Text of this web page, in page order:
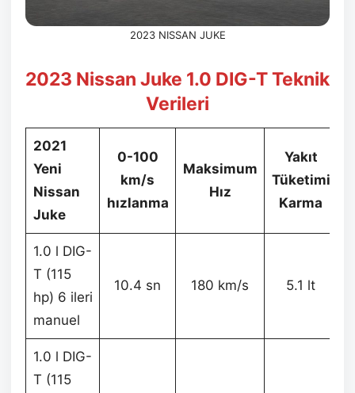
2023 NISSAN JUKE
2023 Nissan Juke 1.0 DIG-T Teknik
Verileri
2021
Yeni
Nissan
Juke
0-100
km/s
hızlanma
Maksimum
Hız
Yakıt
Tüketimi
Karma
1.0 l DIG-
T (115
hp) 6 ileri
manuel
10.4 sn 180 km/s 5.1 lt
1.0 l DIG-
T (115